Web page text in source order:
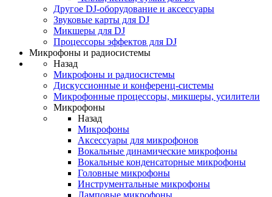
Другое DJ-оборудование и аксессуары
Звуковые карты для DJ
Микшеры для DJ
Процессоры эффектов для DJ
Микрофоны и радиосистемы
Назад
Микрофоны и радиосистемы
Дискуссионные и конференц-системы
Микрофонные процессоры, микшеры, усилители
Микрофоны
Назад
Микрофоны
Аксессуары для микрофонов
Вокальные динамические микрофоны
Вокальные конденсаторные микрофоны
Головные микрофоны
Инструментальные микрофоны
Ламповые микрофоны